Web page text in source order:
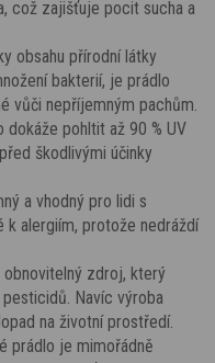
což zajišťuje pocit sucha a
obsahu přírodní látky
bakterií, je prádlo
vůči nepříjemným pachům.
dokáže pohltit až 90 % UV
škodlivými účinky
a vhodný pro lidi s
k alergiím, protože nedráždí
obnovitelný zdroj, který
Navíc výroba
na životní prostředí.
prádlo je mimořádně